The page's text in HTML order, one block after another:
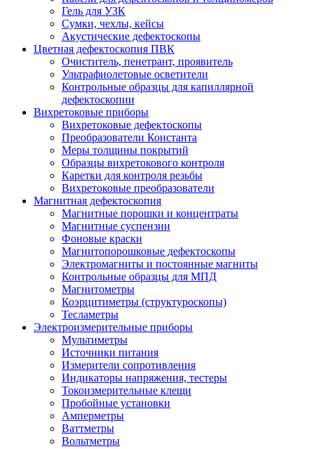
Гель для УЗК
Сумки, чехлы, кейсы
Акустические дефектоскопы
Цветная дефектоскопия ПВК
Очиститель, пенетрант, проявитель
Ультрафиолетовые осветители
Контрольные образцы для капиллярной
дефектоскопии
Вихретоковые приборы
Вихретоковые дефектоскопы
Преобразователи Константа
Меры толщины покрытий
Образцы вихретокового контроля
Каретки для контроля резьбы
Вихретоковые преобразователи
Магнитная дефектоскопия
Магнитные порошки и концентраты
Магнитные суспензии
Фоновые краски
Магнитопорошковые дефектоскопы
Электромагниты и постоянные магниты
Контрольные образцы для МПД
Магнитометры
Коэрцитиметры (структуроскопы)
Тесламетры
Электроизмерительные приборы
Мультиметры
Источники питания
Измерители сопротивления
Индикаторы напряжения, тестеры
Токоизмерительные клещи
Пробойные установки
Амперметры
Ваттметры
Вольтметры